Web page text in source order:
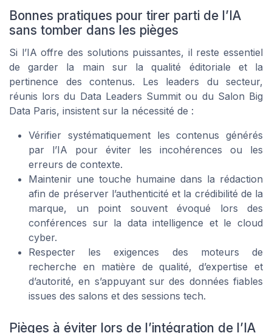
Bonnes pratiques pour tirer parti de l’IA
sans tomber dans les pièges
Si l’IA offre des solutions puissantes, il reste essentiel
de garder la main sur la qualité éditoriale et la
pertinence des contenus. Les leaders du secteur,
réunis lors du Data Leaders Summit ou du Salon Big
Data Paris, insistent sur la nécessité de :
Vérifier systématiquement les contenus générés
par l’IA pour éviter les incohérences ou les
erreurs de contexte.
Maintenir une touche humaine dans la rédaction
afin de préserver l’authenticité et la crédibilité de la
marque, un point souvent évoqué lors des
conférences sur la data intelligence et le cloud
cyber.
Respecter les exigences des moteurs de
recherche en matière de qualité, d’expertise et
d’autorité, en s’appuyant sur des données fiables
issues des salons et des sessions tech.
Pièges à éviter lors de l’intégration de l’IA